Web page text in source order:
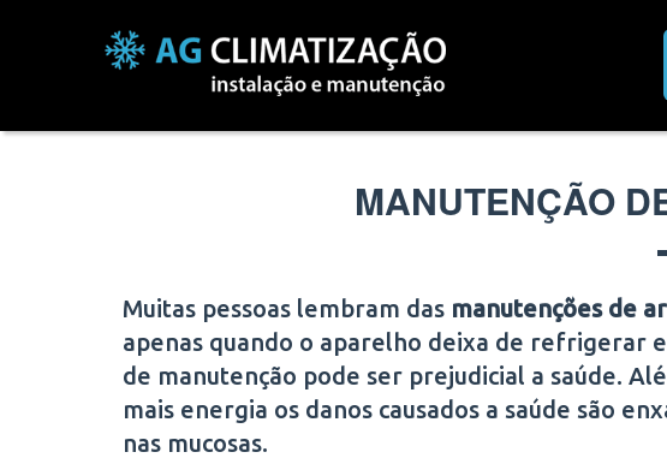
MANUTENÇÃO
Muitas pessoas lembram das manutenções de
apenas quando o aparelho deixa de refrigerar
de manutenção pode ser prejudicial a saúde.
mais energia os danos causados a saúde são
nas mucosas.